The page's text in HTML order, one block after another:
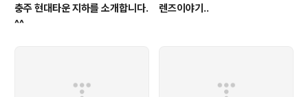
충주 현대타운 지하를 소개합니다.
^^
렌즈이야기..